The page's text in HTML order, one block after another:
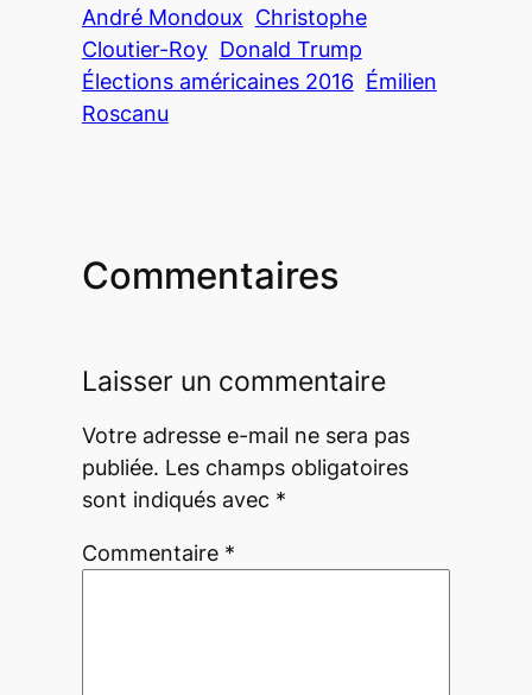
André Mondoux Christophe
Cloutier-Roy Donald Trump
Élections américaines 2016 Émilien
Roscanu
Commentaires
Laisser un commentaire
Votre adresse e-mail ne sera pas
publiée. Les champs obligatoires
sont indiqués avec *
Commentaire *